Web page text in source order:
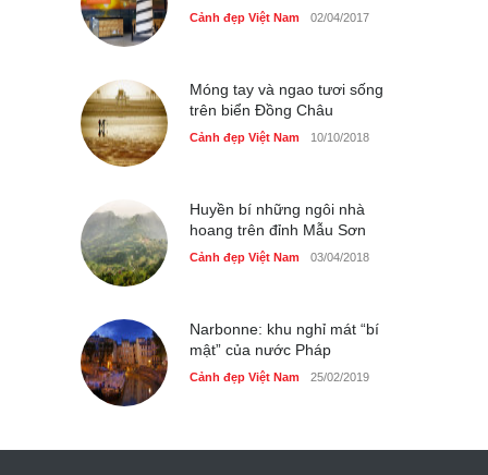
Cảnh đẹp Việt Nam 02/04/2017
Móng tay và ngao tươi sống
trên biển Đồng Châu
Cảnh đẹp Việt Nam 10/10/2018
Huyền bí những ngôi nhà
hoang trên đỉnh Mẫu Sơn
Cảnh đẹp Việt Nam 03/04/2018
Narbonne: khu nghỉ mát “bí
mật” của nước Pháp
Cảnh đẹp Việt Nam 25/02/2019